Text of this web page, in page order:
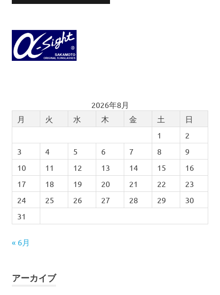
2026年8月
月
火 水 木 金 土
日
1
2
3
4 5 6 7 8
9
10
11 12 13 14 15
16
17
18 19 20 21 22
23
24
25 26 27 28 29
30
31
« 6月
アーカイブ